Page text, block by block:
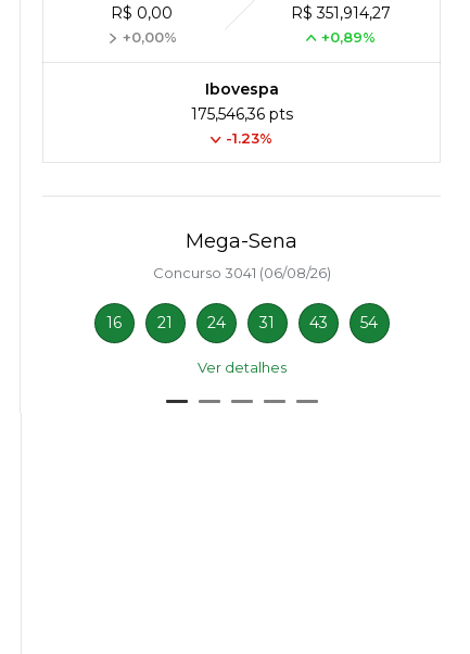
R$ 0,00
+0,00%
R$ 351,914,27
+0,89%
Ibovespa
175,546,36 pts
-1.23%
Mega-Sena
Concurso 3041 (06/08/26)
16 21 24 31 43 54
Ver detalhes